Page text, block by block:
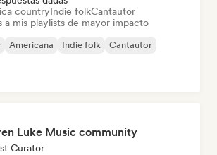
countryIndie folkCantautor
a mis playlists de mayor impacto
Americana Indie folk Cantautor
Luke Music community
Curator